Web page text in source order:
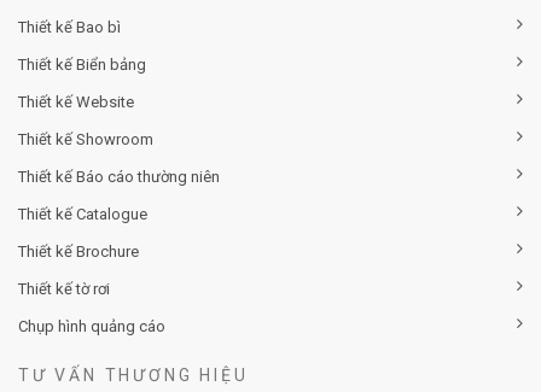
Thiết kế Bao bì
Thiết kế Biển bảng
Thiết kế Website
Thiết kế Showroom
Thiết kế Báo cáo thường niên
Thiết kế Catalogue
Thiết kế Brochure
Thiết kế tờ rơi
Chụp hình quảng cáo
TƯ VẤN THƯƠNG HIỆU